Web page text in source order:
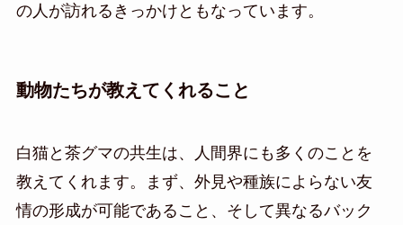
の人が訪れるきっかけともなっています。
動物たちが教えてくれること
白猫と茶グマの共生は、人間界にも多くのことを
教えてくれます。まず、外見や種族によらない友
情の形成が可能であること、そして異なるバック